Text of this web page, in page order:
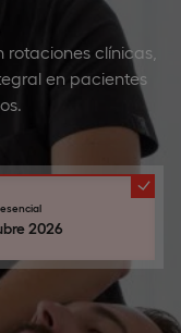
clínicas,
en pacientes
2026